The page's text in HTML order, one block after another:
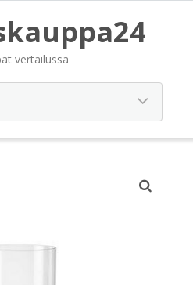
vertailussa